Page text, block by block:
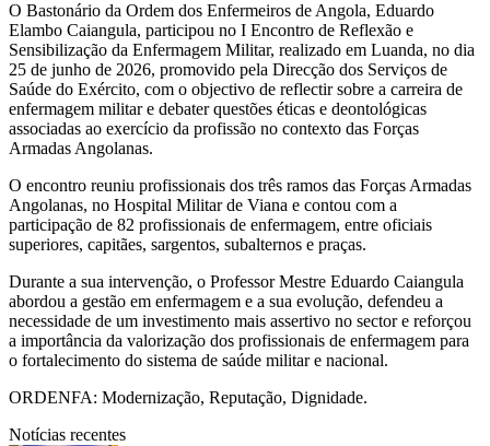
O Bastonário da Ordem dos Enfermeiros de Angola, Eduardo
Elambo Caiangula, participou no I Encontro de Reflexão e
Sensibilização da Enfermagem Militar, realizado em Luanda, no dia
25 de junho de 2026, promovido pela Direcção dos Serviços de
Saúde do Exército, com o objectivo de reflectir sobre a carreira de
enfermagem militar e debater questões éticas e deontológicas
associadas ao exercício da profissão no contexto das Forças
Armadas Angolanas.
O encontro reuniu profissionais dos três ramos das Forças Armadas
Angolanas, no Hospital Militar de Viana e contou com a
participação de 82 profissionais de enfermagem, entre oficiais
superiores, capitães, sargentos, subalternos e praças.
Durante a sua intervenção, o Professor Mestre Eduardo Caiangula
abordou a gestão em enfermagem e a sua evolução, defendeu a
necessidade de um investimento mais assertivo no sector e reforçou
a importância da valorização dos profissionais de enfermagem para
o fortalecimento do sistema de saúde militar e nacional.
ORDENFA: Modernização, Reputação, Dignidade.
Notícias recentes